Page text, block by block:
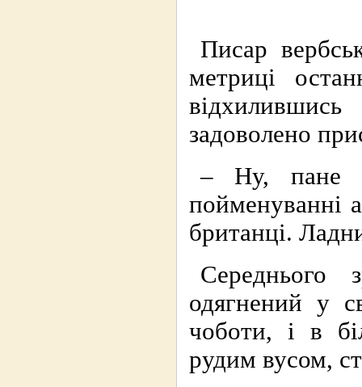
Писар
метриці
задоволено
– Ну, пане
пойменуванні
британці.
Середнього
одягнений у
чоботи, і в
рудим вусом,